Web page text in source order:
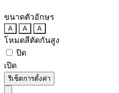
ขนาดตัวอักษร
A A A
โหมดสีตัดกันสูง
ปิด
เปิด
รีเซ็ตการตั้งค่า